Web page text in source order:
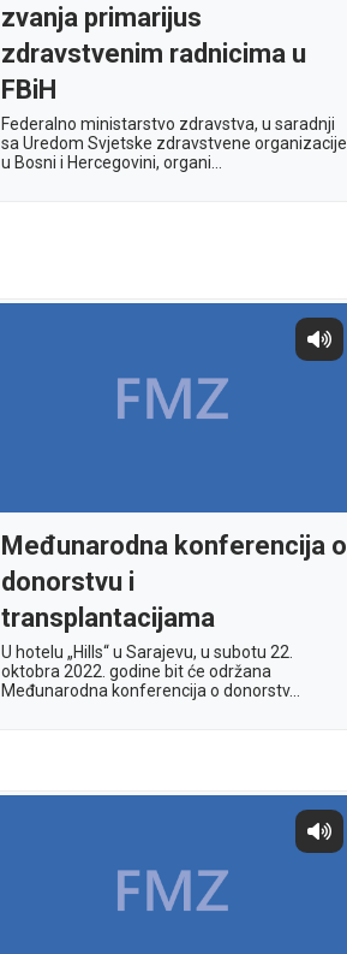
zvanja primarijus
zdravstvenim radnicima u
FBiH
Federalno ministarstvo zdravstva, u saradnji
sa Uredom Svjetske zdravstvene organizacije
u Bosni i Hercegovini, organi...
Međunarodna konferencija o
donorstvu i
transplantacijama
U hotelu „Hills“ u Sarajevu, u subotu 22.
oktobra 2022. godine bit će održana
Međunarodna konferencija o donorstv...